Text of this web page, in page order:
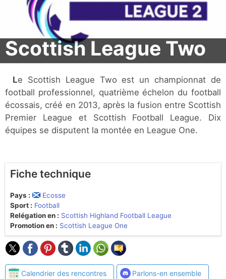
Scottish League Two
Le Scottish League Two est un championnat de
football professionnel, quatrième échelon du football
écossais, créé en 2013, après la fusion entre Scottish
Premier League et Scottish Football League. Dix
équipes se disputent la montée en League One.
Fiche technique
Pays :
Ecosse
Sport : Football
Relégation en : Scottish Highland Football League
Promotion en : Scottish League One
Calendrier des rencontres Parlons-en ensemble